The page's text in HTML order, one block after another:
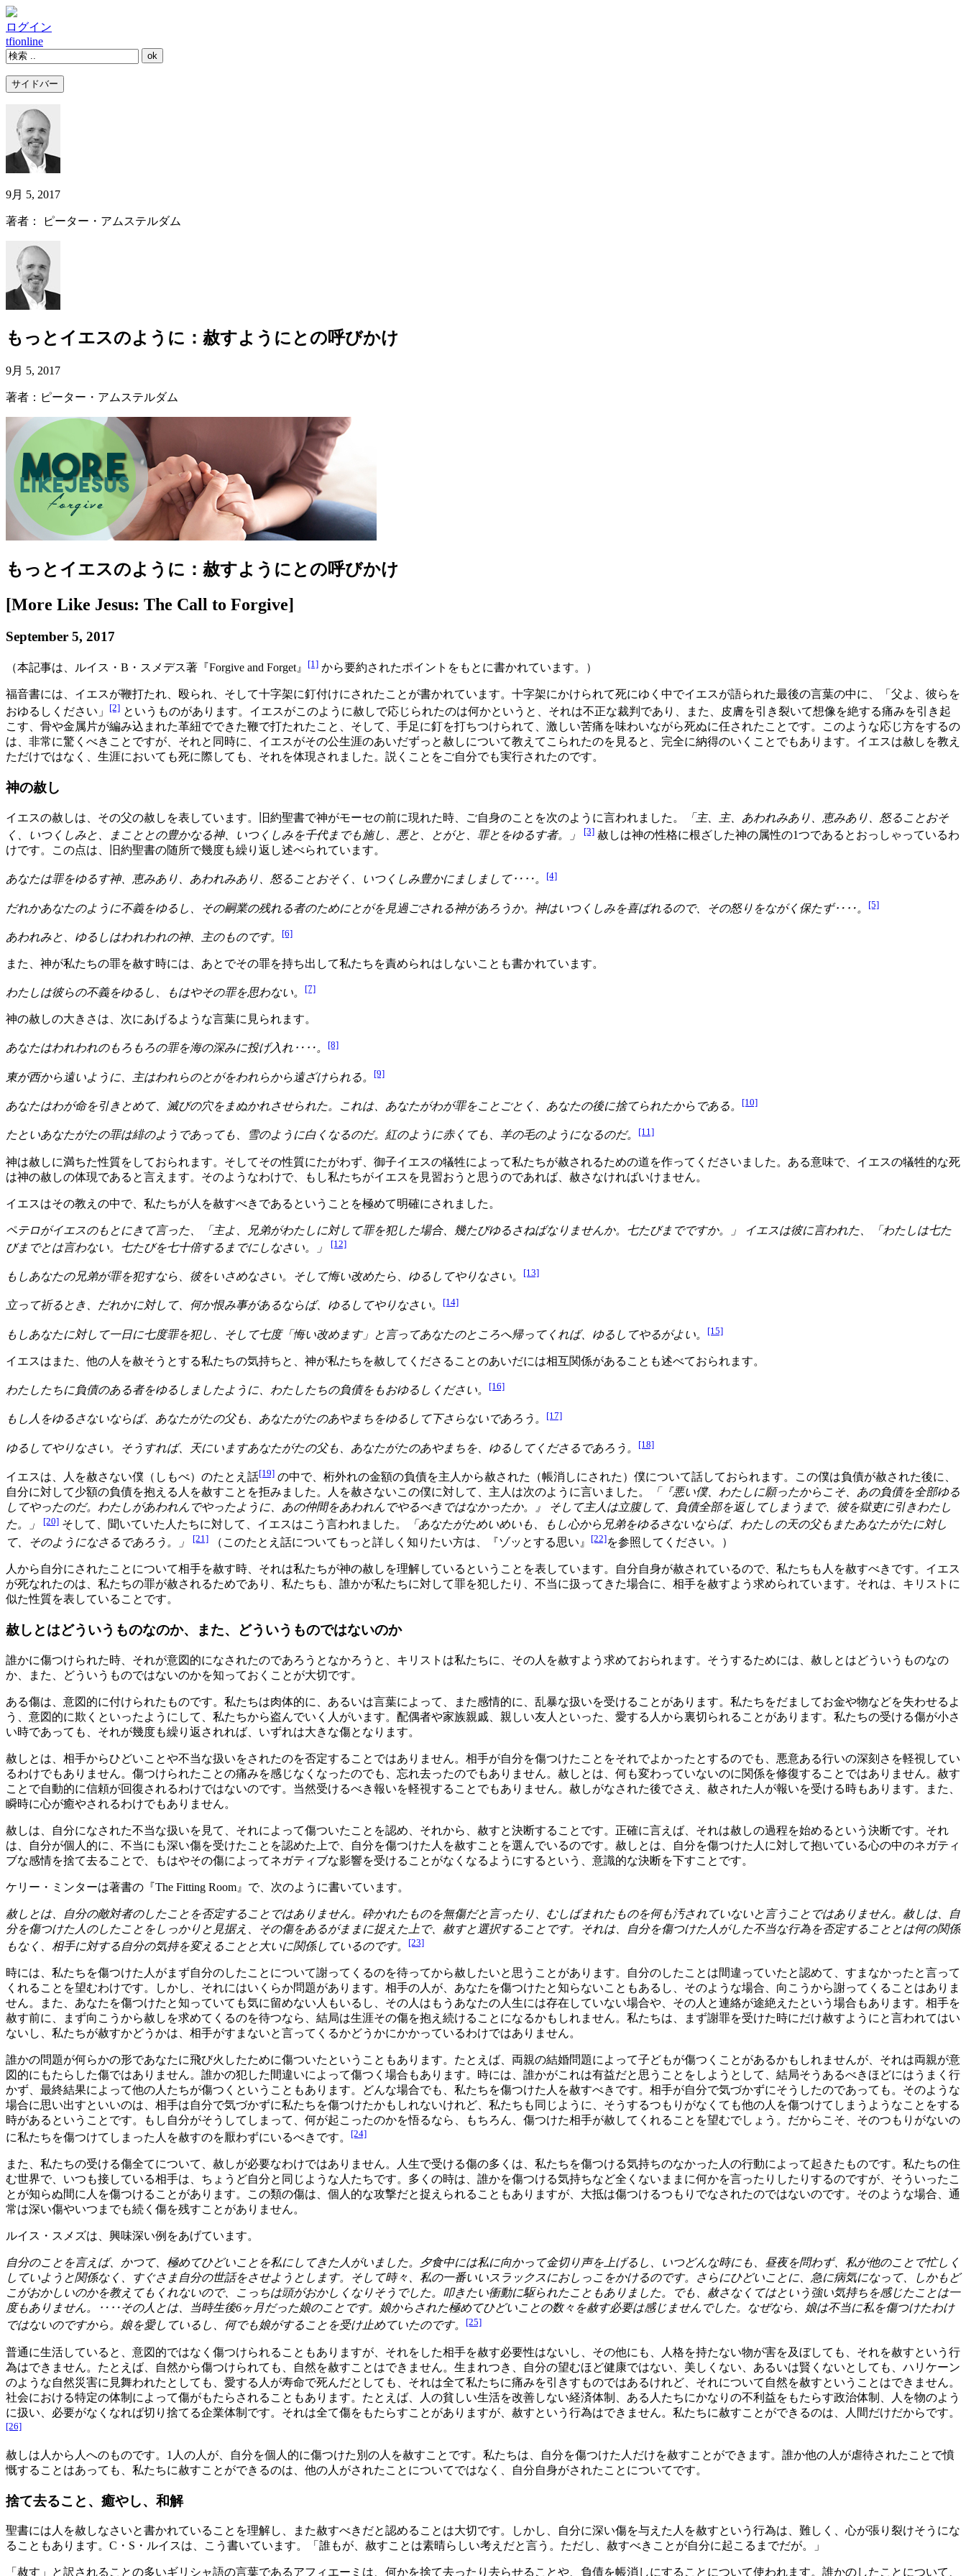
ログイン
tfionline
サイドバー
9月 5, 2017
著者： ピーター・アムステルダム
もっとイエスのように：赦すようにとの呼びかけ
9月 5, 2017
著者：ピーター・アムステルダム
もっとイエスのように：赦すようにとの呼びかけ
[More Like Jesus: The Call to Forgive]
September 5, 2017
（本記事は、ルイス・B・スメデス著『Forgive and Forget』 [1] から要約されたポイントをもとに書かれています。）
福音書には、イエスが鞭打たれ、殴られ、そして十字架に釘付けにされたことが書かれています。十字架にかけられて死にゆく中でイエスが語られた最後の言葉の中に、「父よ、彼らを
おゆるしください」
[2] というものがあります。イエスがこのように赦しで応じられたのは何かというと、それは不正な裁判であり、また、皮膚を引き裂いて想像を絶する痛みを引き起
こす、骨や金属片が編み込まれた革紐でできた鞭で打たれたこと、そして、手足に釘を打ちつけられて、激しい苦痛を味わいながら死ぬに任されたことです。このような応じ方をするの
は、非常に驚くべきことですが、それと同時に、イエスがその公生涯のあいだずっと赦しについて教えてこられたのを見ると、完全に納得のいくことでもあります。イエスは赦しを教え
ただけではなく、生涯においても死に際しても、それを体現されました。説くことをご自分でも実行されたのです。
神の赦し
イエスの赦しは、その父の赦しを表しています。旧約聖書で神がモーセの前に現れた時、ご自身のことを次のように言われました。
「主、主、あわれみあり、恵みあり、怒ることおそ
く、いつくしみと、まこととの豊かなる神、いつくしみを千代までも施し、悪と、とがと、罪とをゆるす者。」
[3] 赦しは神の性格に根ざした神の属性の1つであるとおっしゃっているわ
けです。この点は、旧約聖書の随所で幾度も繰り返し述べられています。
あなたは罪をゆるす神、恵みあり、あわれみあり、怒ることおそく、いつくしみ豊かにましまして‥‥。 [4]
だれかあなたのように不義をゆるし、その嗣業の残れる者のためにとがを見過ごされる神があろうか。神はいつくしみを喜ばれるので、その怒りをながく保たず‥‥。 [5]
あわれみと、ゆるしはわれわれの神、主のものです。 [6]
また、神が私たちの罪を赦す時には、あとでその罪を持ち出して私たちを責められはしないことも書かれています。
わたしは彼らの不義をゆるし、もはやその罪を思わない。 [7]
神の赦しの大きさは、次にあげるような言葉に見られます。
あなたはわれわれのもろもろの罪を海の深みに投げ入れ‥‥。 [8]
東が西から遠いように、主はわれらのとがをわれらから遠ざけられる。 [9]
あなたはわが命を引きとめて、滅びの穴をまぬかれさせられた。これは、あなたがわが罪をことごとく、あなたの後に捨てられたからである。 [10]
たといあなたがたの罪は緋のようであっても、雪のように白くなるのだ。紅のように赤くても、羊の毛のようになるのだ。 [11]
神は赦しに満ちた性質をしておられます。そしてその性質にたがわず、御子イエスの犠牲によって私たちが赦されるための道を作ってくださいました。ある意味で、イエスの犠牲的な死
は神の赦しの体現であると言えます。そのようなわけで、もし私たちがイエスを見習おうと思うのであれば、赦さなければいけません。
イエスはその教えの中で、私たちが人を赦すべきであるということを極めて明確にされました。
ペテロがイエスのもとにきて言った、「主よ、兄弟がわたしに対して罪を犯した場合、幾たびゆるさねばなりませんか。七たびまでですか。」 イエスは彼に言われた、「わたしは七た
びまでとは言わない。七たびを七十倍するまでにしなさい。」
[12]
もしあなたの兄弟が罪を犯すなら、彼をいさめなさい。そして悔い改めたら、ゆるしてやりなさい。 [13]
立って祈るとき、だれかに対して、何か恨み事があるならば、ゆるしてやりなさい。 [14]
もしあなたに対して一日に七度罪を犯し、そして七度「悔い改めます」と言ってあなたのところへ帰ってくれば、ゆるしてやるがよい。 [15]
イエスはまた、他の人を赦そうとする私たちの気持ちと、神が私たちを赦してくださることのあいだには相互関係があることも述べておられます。
わたしたちに負債のある者をゆるしましたように、わたしたちの負債をもおゆるしください。 [16]
もし人をゆるさないならば、あなたがたの父も、あなたがたのあやまちをゆるして下さらないであろう。 [17]
ゆるしてやりなさい。そうすれば、天にいますあなたがたの父も、あなたがたのあやまちを、ゆるしてくださるであろう。 [18]
イエスは、人を赦さない僕（しもべ）のたとえ話[19] の中で、桁外れの金額の負債を主人から赦された（帳消しにされた）僕について話しておられます。この僕は負債が赦された後に、
自分に対して少額の負債を抱える人を赦すことを拒みました。人を赦さないこの僕に対して、主人は次のように言いました。
「『悪い僕、わたしに願ったからこそ、あの負債を全部ゆる
してやったのだ。わたしがあわれんでやったように、あの仲間をあわれんでやるべきではなかったか。』 そして主人は立腹して、負債全部を返してしまうまで、彼を獄吏に引きわたし
た。」
[20] そして、聞いていた人たちに対して、イエスはこう言われました。
「あなたがためいめいも、もし心から兄弟をゆるさないならば、わたしの天の父もまたあなたがたに対し
て、そのようになさるであろう。」
[21] （このたとえ話についてもっと詳しく知りたい方は、『ゾッとする思い』 [22]を参照してください。）
人から自分にされたことについて相手を赦す時、それは私たちが神の赦しを理解しているということを表しています。自分自身が赦されているので、私たちも人を赦すべきです。イエス
が死なれたのは、私たちの罪が赦されるためであり、私たちも、誰かが私たちに対して罪を犯したり、不当に扱ってきた場合に、相手を赦すよう求められています。それは、キリストに
似た性質を表していることです。
赦しとはどういうものなのか、また、どういうものではないのか
誰かに傷つけられた時、それが意図的になされたのであろうとなかろうと、キリストは私たちに、その人を赦すよう求めておられます。そうするためには、赦しとはどういうものなの
か、また、どういうものではないのかを知っておくことが大切です。
ある傷は、意図的に付けられたものです。私たちは肉体的に、あるいは言葉によって、また感情的に、乱暴な扱いを受けることがあります。私たちをだましてお金や物などを失わせるよ
う、意図的に欺くといったようにして、私たちから盗んでいく人がいます。配偶者や家族親戚、親しい友人といった、愛する人から裏切られることがあります。私たちの受ける傷が小さ
い時であっても、それが幾度も繰り返されれば、いずれは大きな傷となります。
赦しとは、相手からひどいことや不当な扱いをされたのを否定することではありません。相手が自分を傷つけたことをそれでよかったとするのでも、悪意ある行いの深刻さを軽視してい
るわけでもありません。傷つけられたことの痛みを感じなくなったのでも、忘れ去ったのでもありません。赦しとは、何も変わっていないのに関係を修復することではありません。赦す
ことで自動的に信頼が回復されるわけではないのです。当然受けるべき報いを軽視することでもありません。赦しがなされた後でさえ、赦された人が報いを受ける時もあります。また、
瞬時に心が癒やされるわけでもありません。
赦しは、自分になされた不当な扱いを見て、それによって傷ついたことを認め、それから、赦すと決断することです。正確に言えば、それは赦しの過程を始めるという決断です。それ
は、自分が個人的に、不当にも深い傷を受けたことを認めた上で、自分を傷つけた人を赦すことを選んでいるのです。赦しとは、自分を傷つけた人に対して抱いている心の中のネガティ
ブな感情を捨て去ることで、もはやその傷によってネガティブな影響を受けることがなくなるようにするという、意識的な決断を下すことです。
ケリー・ミンターは著書の『The Fitting Room』で、次のように書いています。
赦しとは、自分の敵対者のしたことを否定することではありません。砕かれたものを無傷だと言ったり、むしばまれたものを何も汚されていないと言うことではありません。赦しは、自
分を傷つけた人のしたことをしっかりと見据え、その傷をあるがままに捉えた上で、赦すと選択することです。それは、自分を傷つけた人がした不当な行為を否定することとは何の関係
もなく、相手に対する自分の気持を変えることと大いに関係しているのです。
[23]
時には、私たちを傷つけた人がまず自分のしたことについて謝ってくるのを待ってから赦したいと思うことがあります。自分のしたことは間違っていたと認めて、すまなかったと言って
くれることを望むわけです。しかし、それにはいくらか問題があります。相手の人が、あなたを傷つけたと知らないこともあるし、そのような場合、向こうから謝ってくることはありま
せん。また、あなたを傷つけたと知っていても気に留めない人もいるし、その人はもうあなたの人生には存在していない場合や、その人と連絡が途絶えたという場合もあります。相手を
赦す前に、まず向こうから赦しを求めてくるのを待つなら、結局は生涯その傷を抱え続けることになるかもしれません。私たちは、まず謝罪を受けた時にだけ赦すようにと言われてはい
ないし、私たちが赦すかどうかは、相手がすまないと言ってくるかどうかにかかっているわけではありません。
誰かの問題が何らかの形であなたに飛び火したために傷ついたということもあります。たとえば、両親の結婚問題によって子どもが傷つくことがあるかもしれませんが、それは両親が意
図的にもたらした傷ではありません。誰かの犯した間違いによって傷つく場合もあります。時には、誰かがこれは有益だと思うことをしようとして、結局そうあるべきほどにはうまく行
かず、最終結果によって他の人たちが傷つくということもあります。どんな場合でも、私たちを傷つけた人を赦すべきです。相手が自分で気づかずにそうしたのであっても。そのような
場合に思い出すといいのは、相手は自分で気づかずに私たちを傷つけたかもしれないけれど、私たちも同じように、そうするつもりがなくても他の人を傷つけてしまうようなことをする
時があるということです。もし自分がそうしてしまって、何が起こったのかを悟るなら、もちろん、傷つけた相手が赦してくれることを望むでしょう。だからこそ、そのつもりがないの
に私たちを傷つけてしまった人を赦すのを厭わずにいるべきです。
[24]
また、私たちの受ける傷全てについて、赦しが必要なわけではありません。人生で受ける傷の多くは、私たちを傷つける気持ちのなかった人の行動によって起きたものです。私たちの住
む世界で、いつも接している相手は、ちょうど自分と同じような人たちです。多くの時は、誰かを傷つける気持ちなど全くないままに何かを言ったりしたりするのですが、そういったこ
とが知らぬ間に人を傷つけることがあります。この類の傷は、個人的な攻撃だと捉えられることもありますが、大抵は傷つけるつもりでなされたのではないのです。そのような場合、通
常は深い傷やいつまでも続く傷を残すことがありません。
ルイス・スメズは、興味深い例をあげています。
自分のことを言えば、かつて、極めてひどいことを私にしてきた人がいました。夕食中には私に向かって金切り声を上げるし、いつどんな時にも、昼夜を問わず、私が他のことで忙しく
していようと関係なく、すぐさま自分の世話をさせようとします。そして時々、私の一番いいスラックスにおしっこをかけるのです。さらにひどいことに、急に病気になって、しかもど
こがおかしいのかを教えてもくれないので、こっちは頭がおかしくなりそうでした。叩きたい衝動に駆られたこともありました。でも、赦さなくてはという強い気持ちを感じたことは一
度もありません。‥‥その人とは、当時生後6ヶ月だった娘のことです。娘からされた極めてひどいことの数々を赦す必要は感じませんでした。なぜなら、娘は不当に私を傷つけたわけ
ではないのですから。娘を愛しているし、何でも娘がすることを受け止めていたのです。
[25]
普通に生活していると、意図的ではなく傷つけられることもありますが、それをした相手を赦す必要性はないし、その他にも、人格を持たない物が害を及ぼしても、それを赦すという行
為はできません。たとえば、自然から傷つけられても、自然を赦すことはできません。生まれつき、自分の望むほど健康ではない、美しくない、あるいは賢くないとしても、ハリケーン
のような自然災害に見舞われたとしても、愛する人が寿命で死んだとしても、それは全て私たちに痛みを引きすものではあるけれど、それについて自然を赦すということはできません。
社会における特定の体制によって傷がもたらされることもあります。たとえば、人の貧しい生活を改善しない経済体制、ある人たちにかなりの不利益をもたらす政治体制、人を物のよう
に扱い、必要がなくなれば切り捨てる企業体制です。それは全て傷をもたらすことがありますが、赦すという行為はできません。私たちに赦すことができるのは、人間だけだからです。
[26]
赦しは人から人へのものです。1人の人が、自分を個人的に傷つけた別の人を赦すことです。私たちは、自分を傷つけた人だけを赦すことができます。誰か他の人が虐待されたことで憤
慨することはあっても、私たちに赦すことができるのは、他の人がされたことについてではなく、自分自身がされたことについてです。
捨て去ること、癒やし、和解
聖書には人を赦しなさいと書かれていることを理解し、また赦すべきだと認めることは大切です。しかし、自分に深い傷を与えた人を赦すという行為は、難しく、心が張り裂けそうにな
ることもあります。C・S・ルイスは、こう書いています。「誰もが、赦すことは素晴らしい考えだと言う。ただし、赦すべきことが自分に起こるまでだが。」
「赦す」と訳されることの多いギリシャ語の言葉であるアフィエーミは、何かを捨て去ったり去らせることや、負債を帳消しにすることについて使われます。誰かのしたことについて、